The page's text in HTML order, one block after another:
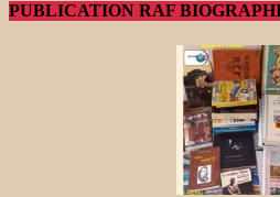
PUBLICATION RAF